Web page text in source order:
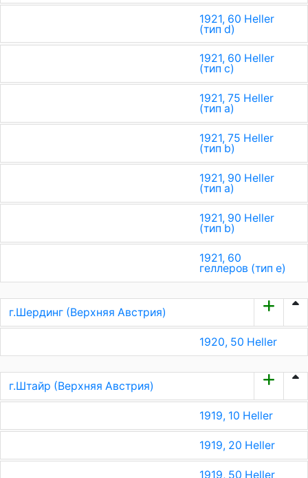
1921, 60 Heller
(тип d)
1921, 60 Heller
(тип с)
1921, 75 Heller
(тип a)
1921, 75 Heller
(тип b)
1921, 90 Heller
(тип a)
1921, 90 Heller
(тип b)
1921, 60
геллеров (тип e)
г.Шердинг (Верхняя Австрия)
1920, 50 Heller
г.Штайр (Верхняя Австрия)
1919, 10 Heller
1919, 20 Heller
1919, 50 Heller